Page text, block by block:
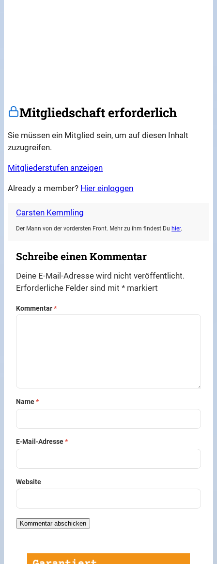
Mitgliedschaft erforderlich
Sie müssen ein Mitglied sein, um auf diesen Inhalt
zuzugreifen.
Mitgliederstufen anzeigen
Already a member? Hier einloggen
Carsten Kemmling
Der Mann von der vordersten Front. Mehr zu ihm findest Duhier.
Schreibe einen Kommentar
Deine E-Mail-Adresse wird nicht veröffentlicht.
Erforderliche Felder sind mit* markiert
Kommentar*
Name*
E-Mail-Adresse*
Website